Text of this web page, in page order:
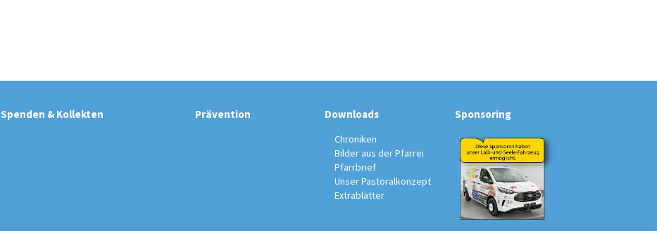
Spenden & Kollekten Prävention Downloads
Chroniken
Bilder aus der Pfarrei
Pfarrbrief
Unser Pastoralkonzept
Extrablätter
Sponsoring